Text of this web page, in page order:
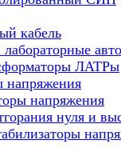
кабель
ЛАТРы
напряжения
напряжения
нуля и